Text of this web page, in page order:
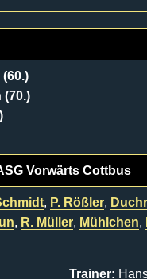
(70.)
Vorwärts Cottbus
, P. Rößler,
, R. Müller, Mühlchen,
Trainer: